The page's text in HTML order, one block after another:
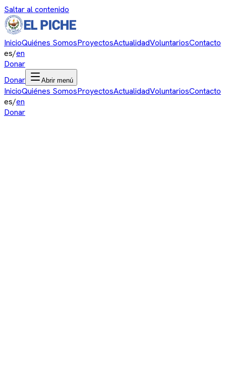
Saltar al contenido
InicioQuiénes SomosProyectosActualidadVoluntariosContacto
es/en
Donar
Donar
Abrir menú
InicioQuiénes SomosProyectosActualidadVoluntariosContacto
es/en
Donar